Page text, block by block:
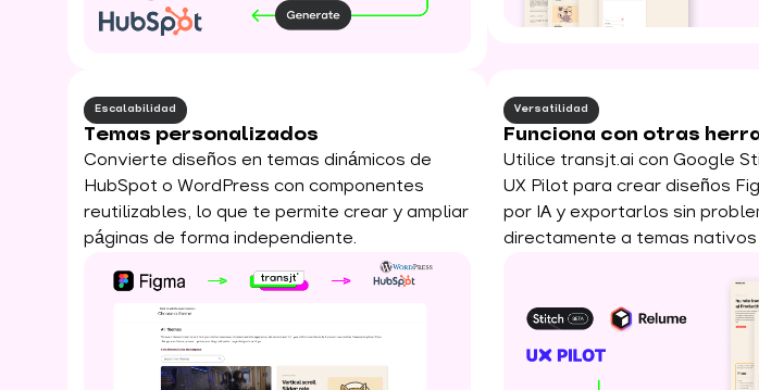
Escalabilidad
Temas personalizados
Convierte diseños en temas dinámicos de
HubSpot o WordPress con componentes
reutilizables, lo que te permite crear y ampliar
páginas de forma independiente.
Versatilidad
Funciona con otras
Utilice transjt.ai con Google
UX Pilot para crear diseños
por IA y exportarlos sin
directamente a temas nativos